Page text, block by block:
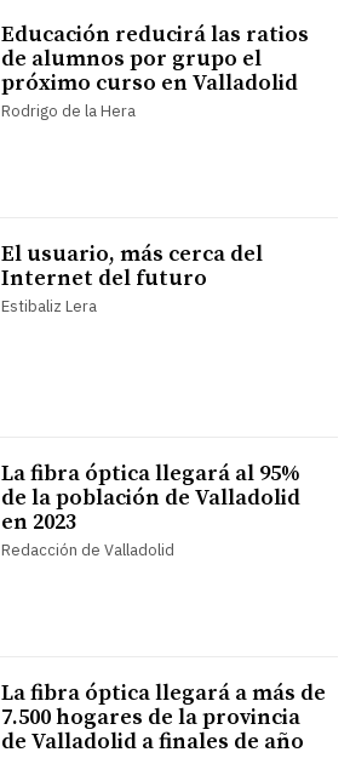
Educación reducirá las ratios
de alumnos por grupo el
próximo curso en Valladolid
Rodrigo de la Hera
El usuario, más cerca del
Internet del futuro
Estibaliz Lera
La fibra óptica llegará al 95%
de la población de Valladolid
en 2023
Redacción de Valladolid
La fibra óptica llegará a más de
7.500 hogares de la provincia
de Valladolid a finales de año